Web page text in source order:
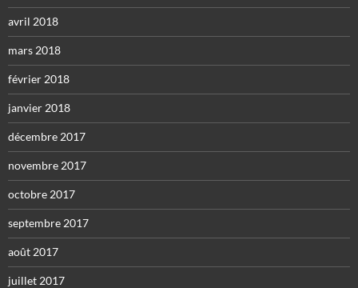
avril 2018
mars 2018
février 2018
janvier 2018
décembre 2017
novembre 2017
octobre 2017
septembre 2017
août 2017
juillet 2017